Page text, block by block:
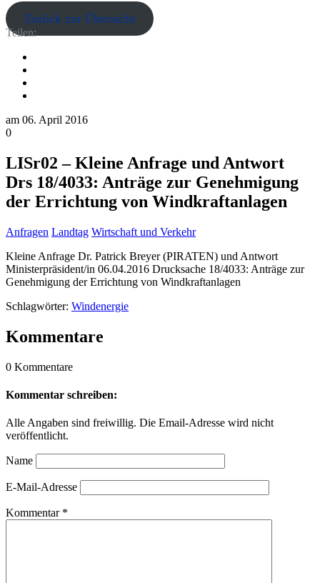
Zurück zur Übersicht
Teilen:
am 06. April 2016
0
LISr02 – Kleine Anfrage und Antwort
Drs 18/4033: Anträge zur Genehmigung
der Errichtung von Windkraftanlagen
Anfragen Landtag Wirtschaft und Verkehr
Kleine Anfrage Dr. Patrick Breyer (PIRATEN) und Antwort
Ministerpräsident/in 06.04.2016 Drucksache 18/4033: Anträge zur
Genehmigung der Errichtung von Windkraftanlagen
Schlagwörter: Windenergie
Kommentare
0 Kommentare
Kommentar schreiben:
Alle Angaben sind freiwillig. Die Email-Adresse wird nicht
veröffentlicht.
Name
E-Mail-Adresse
Kommentar *